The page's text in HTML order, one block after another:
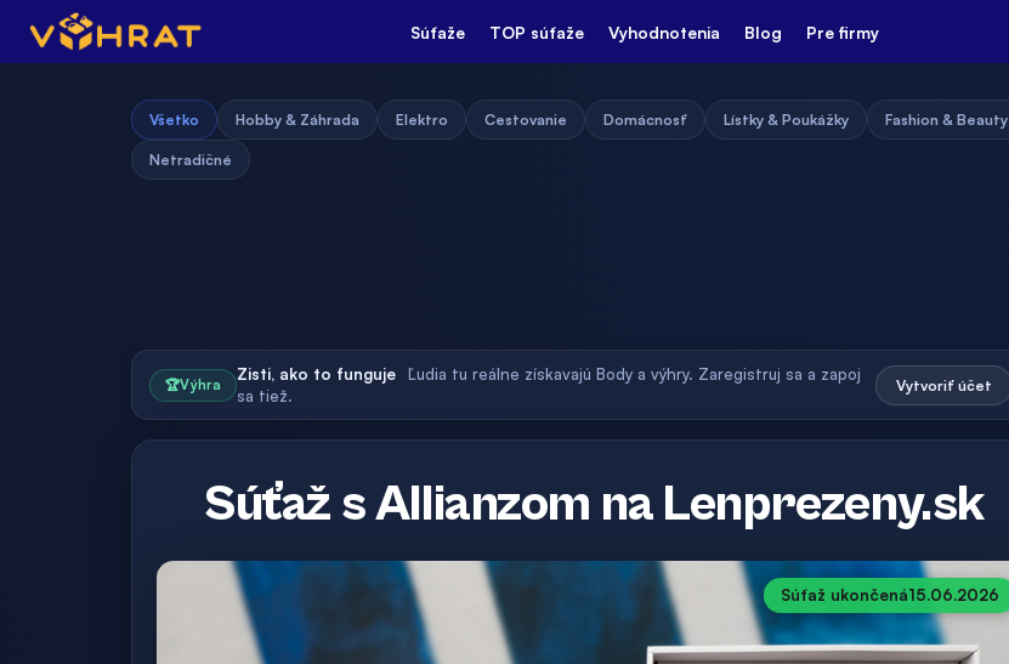
Súťaže TOP súťaže Vyhodnotenia Blog Pre firmy
Všetko Hobby & Záhrada Elektro Cestovanie Domácnosť Lístky & Poukážky Fashion & Beauty
Netradičné
🏆Výhra
Zisti, ako to funguje
Ľudia tu reálne získavajú Body a výhry. Zaregistruj sa a zapoj
sa tiež.
Vytvoriť účet
Súťaž s Allianzom na Lenprezeny.sk
Súťaž ukončená15.06.2026